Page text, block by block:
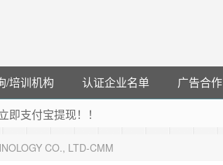
/培训机构 认证企业名单
广告合作
支付宝提现！！
主机
CO., LTD-CMM